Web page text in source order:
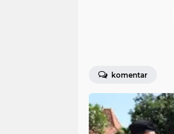
komentar